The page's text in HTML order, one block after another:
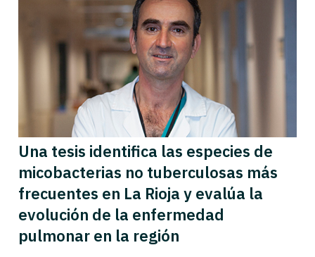
Una tesis identifica las especies de
micobacterias no tuberculosas más
frecuentes en La Rioja y evalúa la
evolución de la enfermedad
pulmonar en la región